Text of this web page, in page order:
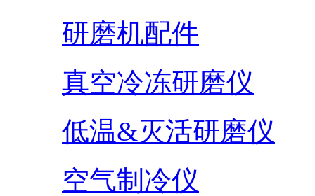
研磨机配件
真空冷冻研磨仪
低温&灭活研磨仪
空气制冷仪